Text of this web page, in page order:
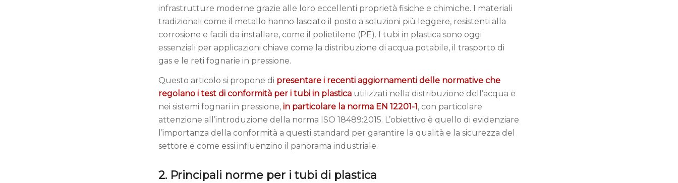
infrastrutture moderne grazie alle loro eccellenti proprietà fisiche e chimiche. I materiali
tradizionali come il metallo hanno lasciato il posto a soluzioni più leggere, resistenti alla
corrosione e facili da installare, come il polietilene (PE). I tubi in plastica sono oggi
essenziali per applicazioni chiave come la distribuzione di acqua potabile, il trasporto di
gas e le reti fognarie in pressione.
Questo articolo si propone di presentare i recenti aggiornamenti delle normative che
regolano i test di conformità per i tubi in plastica utilizzati nella distribuzione dell’acqua e
nei sistemi fognari in pressione, in particolare la norma EN 12201-1 , con particolare
attenzione all’introduzione della norma ISO 18489:2015. L’obiettivo è quello di evidenziare
l’importanza della conformità a questi standard per garantire la qualità e la sicurezza del
settore e come essi influenzino il panorama industriale.
2. Principali norme per i tubi di plastica